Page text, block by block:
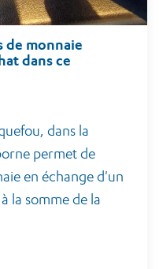
de monnaie
dans ce
dans la
permet de
en échange d'un
la somme de la